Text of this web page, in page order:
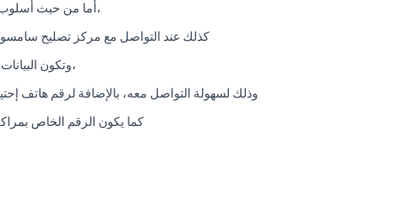
،أما من حيث أسلوب
كذلك عند التواصل مع مركز تصليح
،وتكون
وذلك لسهولة التواصل معه، بالإضافة لرقم هاتف
كما يكون الرقم الخاص